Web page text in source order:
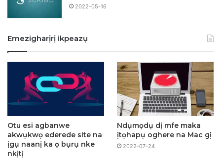
2022-05-16
Emezigharịrị ikpeazụ
Otu esi agbanwe
akwụkwọ ederede site na
ịgụ naanị ka ọ bụrụ nke
nkịtị
Ndụmọdụ dị mfe maka
ịtọhapụ oghere na Mac gị
2022-07-24